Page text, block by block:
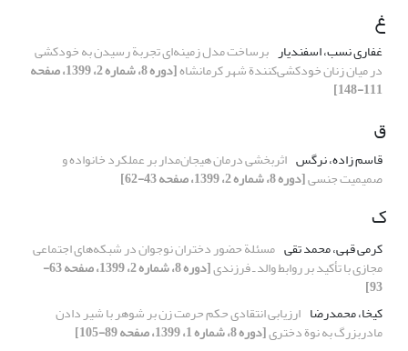
غ
غفاری نسب، اسفندیار برساخت مدل زمینه‌ای تجربة رسیدن به خودکشی
در میان زنان خودکشی‌کنندة شهر کرمانشاه [دوره 8، شماره 2، 1399، صفحه
111-148]
ق
قاسم زاده، نرگس اثربخشی درمان هیجان‌مدار بر عملکرد خانواده و
صمیمیت جنسی[دوره 8، شماره 2، 1399، صفحه 43-62]
ک
کرمی قهی، محمد تقی مسئلة حضور دختران نوجوان در شبکه‌های اجتماعی
مجازی با تأکید بر روابط والد ـ فرزندی [دوره 8، شماره 2، 1399، صفحه 63-
93]
کیخا، محمدرضا ارزیابی انتقادی حکم حرمت زن بر شوهر با شیر دادن
مادربزرگ به نوة دختری[دوره 8، شماره 1، 1399، صفحه 89-105]